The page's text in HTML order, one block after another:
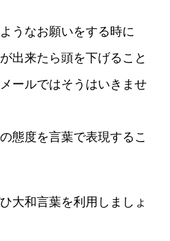
うなお願いをする時に
出来たら頭を下げること
ールではそうはいきませ
態度を言葉で表現するこ
大和言葉を利用しましょ